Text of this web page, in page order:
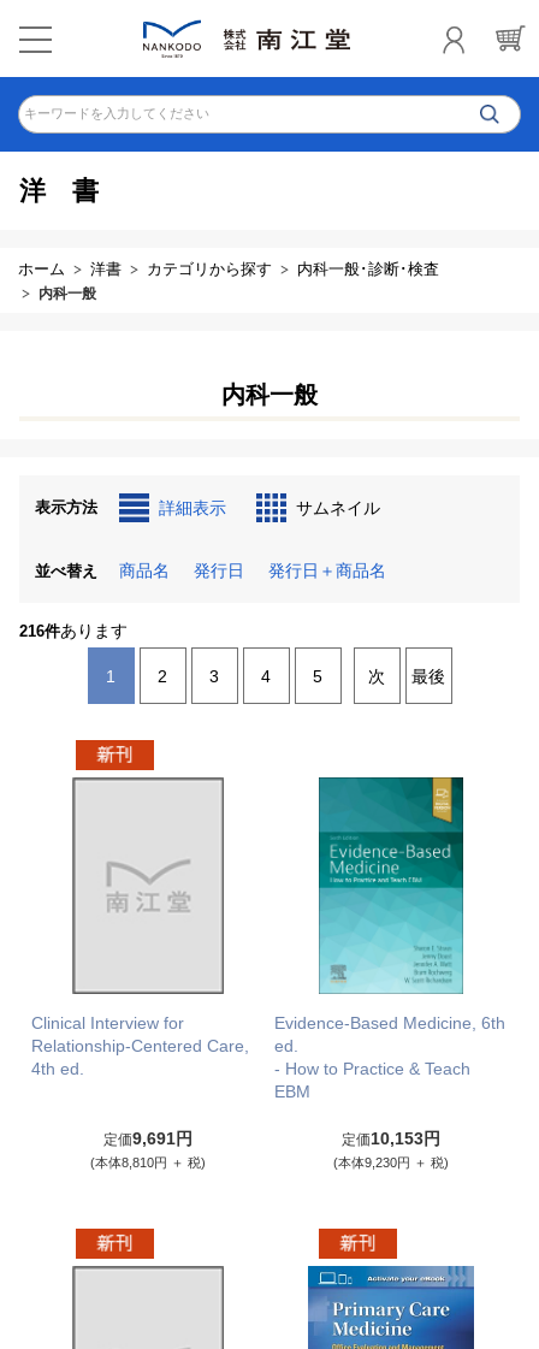
キーワードを入力してください
洋書
ホーム 洋書 カテゴリから探す 内科一般･診断･検査
内科一般
内科一般
表示方法 詳細表示 サムネイル
並べ替え 商品名 発行日 発行日＋商品名
216件あります
1 2 3 4 5 次 最後
Clinical Interview for
Relationship-Centered Care,
4th ed.
定価9,691円
(本体8,810円 ＋ 税)
Evidence-Based Medicine, 6th
ed.
- How to Practice & Teach
EBM
定価10,153円
(本体9,230円 ＋ 税)